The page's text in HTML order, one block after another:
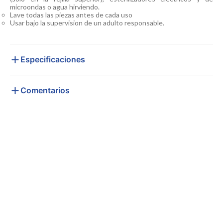
microondas o agua hirviendo.
Lave todas las piezas antes de cada uso
Usar bajo la supervision de un adulto responsable.
Especificaciones
Comentarios